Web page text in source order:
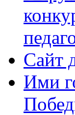
Сайт
Ими